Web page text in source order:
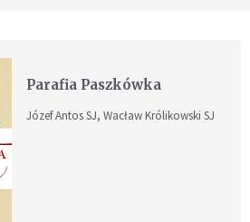
Parafia Paszkówka
Józef Antos SJ, Wacław Królikowski SJ